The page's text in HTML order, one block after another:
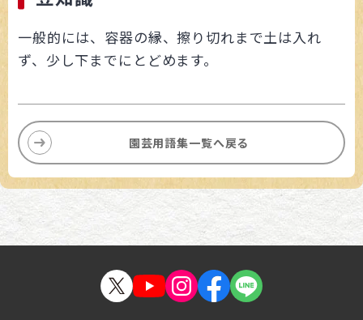
一般的には、容器の縁、擦り切れまで土は入れ
ず、少し下までにとどめます。
園芸用語集一覧へ戻る